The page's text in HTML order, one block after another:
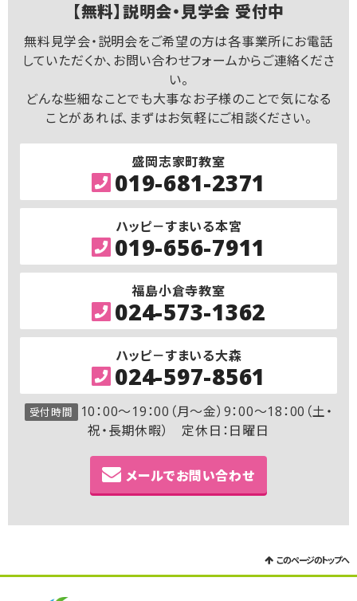
【無料】説明会・見学会 受付中
無料見学会・説明会をご希望の方は各事業所にお電話
していただくか、お問い合わせフォームからご連絡くださ
い。
どんな些細なことでも大事なお子様のことで気になる
ことがあれば、まずはお気軽にご相談ください。
盛岡志家町教室
019-681-2371
ハッピ－すまいる本宮
019-656-7911
福島小倉寺教室
024-573-1362
ハッピ－すまいる大森
024-597-8561
受付時間
10：00～19：00（月～金）9：00～18：00（土・
祝・長期休暇） 定休日：日曜日
メールでお問い合わせ
このページのトップへ